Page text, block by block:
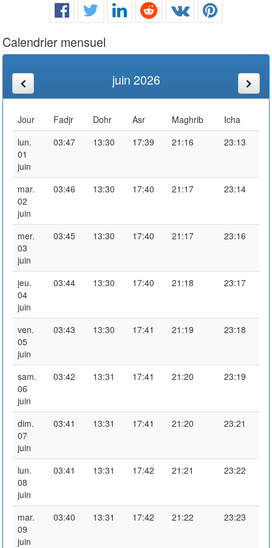
Calendrier mensuel
juin 2026
Jour Fadjr Dohr Asr Maghrib
Icha
lun.
01
juin
03:47 13:30 17:39 21:16 23:13
mar.
02
juin
03:46 13:30 17:40 21:17 23:14
mer.
03
juin
03:45 13:30 17:40 21:17 23:16
jeu.
04
juin
03:44 13:30 17:40 21:18 23:17
ven.
05
juin
03:43 13:30 17:41 21:19 23:18
sam.
06
juin
03:42 13:31 17:41 21:20 23:19
dim.
07
juin
03:41 13:31 17:41 21:20 23:21
lun.
08
juin
03:41 13:31 17:42 21:21 23:22
mar.
09
juin
03:40 13:31 17:42 21:22 23:23